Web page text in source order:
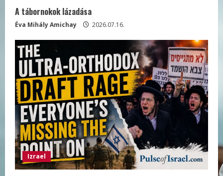
A tábornokok lázadása
Éva Mihály Amichay 2026.07.16.
Izrael